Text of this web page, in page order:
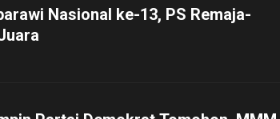
Nasional ke-13, PS Remaja-